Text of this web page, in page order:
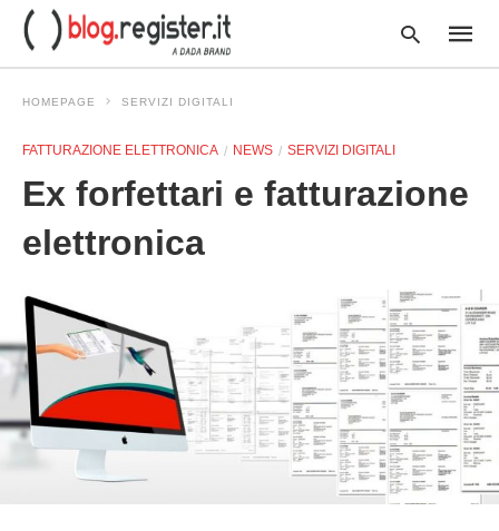
your
search
HOMEPAGE SERVIZI DIGITALI
FATTURAZIONE ELETTRONICA NEWS SERVIZI DIGITALI
Ex forfettari e fatturazione
elettronica